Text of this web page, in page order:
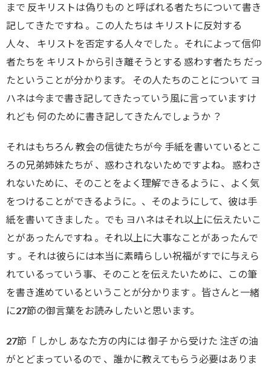
まで 反キリストは偽りもの と呼ばれる者たちについて書き
記してきたですね 。この人たちは キリストに反対する
人々、 キリストを否定する人々でした 。それによって信仰
者たちを キリストから引き離そうとする 惑わす者たち だっ
たということが分かります。 その人たちのことについて ヨ
ハネは今まで書き記してきたっていう風に言っていますけ
れども 何のために書き記してきたんでしょうか ？
それはもちろん 教会の信徒たちが今 手紙を書いているとこ
ろの兄弟姉妹たちが 、惑わされないためですよね。 惑わさ
れないために、そのことをよく理解できるように 、よく気
をつけることができるように。、そのようにして、彼は手
紙を書いてきました 。でも ヨハネはそれ以上に伝えたいこ
とがあったんですね 。それ以上に大事なことがあったんで
す 。それは彼らには本当に素晴らしい祝福がすでに与えら
れているっていう事、そのことを伝えたいために、この筆
を書き進めているということが分かります 。皆さんと一緒
に27節の御言葉をお読みしたいと思います。
27節「 しかし あなた方の内には 御子 から受けた 注ぎの油
がとどまっているので 、誰かに教えてもらう必要はありま